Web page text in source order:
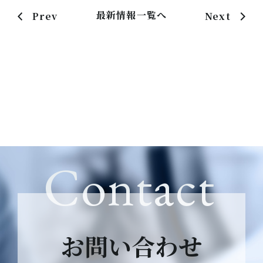
Next
最新情報一覧へ
Prev
Contact
お問い合わせ